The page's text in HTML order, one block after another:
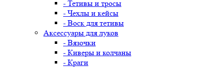
- Тетивы и тросы
- Чехлы и кейсы
- Воск для тетивы
Аксессуары для луков
- Вязочки
- Киверы и колчаны
- Краги